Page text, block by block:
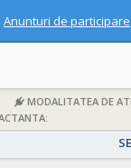
Anunturi de participare
MODALITATEA DE